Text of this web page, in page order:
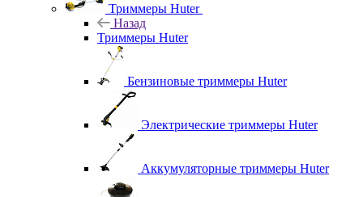
Триммеры Huter
Назад
Триммеры Huter
Бензиновые триммеры Huter
Электрические триммеры Huter
Аккумуляторные триммеры Huter